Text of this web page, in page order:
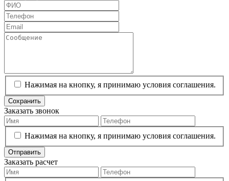
Нажимая на кнопку, я принимаю условия соглашения.
Сохранить
Заказать звонок
Нажимая на кнопку, я принимаю условия соглашения.
Отправить
Заказать расчет